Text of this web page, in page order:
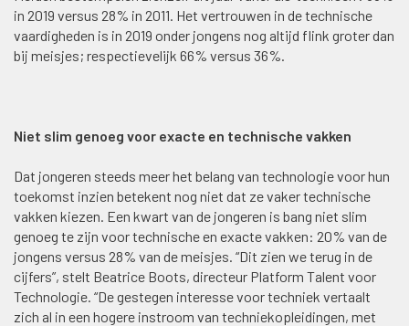
in 2019 versus 28% in 2011. Het vertrouwen in de technische
vaardigheden is in 2019 onder jongens nog altijd flink groter dan
bij meisjes; respectievelijk 66% versus 36%.
Niet slim genoeg voor exacte en technische vakken
Dat jongeren steeds meer het belang van technologie voor hun
toekomst inzien betekent nog niet dat ze vaker technische
vakken kiezen. Een kwart van de jongeren is bang niet slim
genoeg te zijn voor technische en exacte vakken: 20% van de
jongens versus 28% van de meisjes. “Dit zien we terug in de
cijfers”, stelt Beatrice Boots, directeur Platform Talent voor
Technologie. “De gestegen interesse voor techniek vertaalt
zich al in een hogere instroom van techniekopleidingen, met